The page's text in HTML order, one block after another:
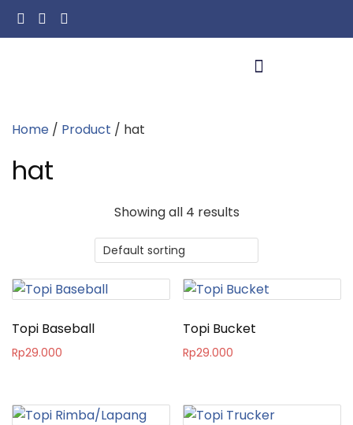
Home / Product / hat
hat
Showing all 4 results
Topi Baseball
Rp29.000
Topi Bucket
Rp29.000